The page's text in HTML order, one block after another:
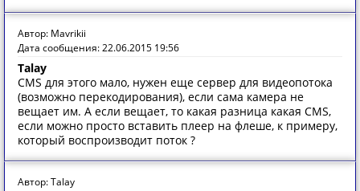
Автор: Mavrikii
Дата сообщения: 22.06.2015 19:56
Talay
CMS для этого мало, нужен еще сервер для видеопотока
(возможно перекодирования), если сама камера не
вещает им. А если вещает, то какая разница какая CMS,
если можно просто вставить плеер на флеше, к примеру,
который воспроизводит поток ?
Автор: Talay